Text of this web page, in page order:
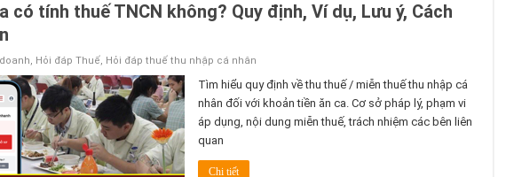
có tính thuế TNCN không? Quy định, Ví dụ, Lưu ý, Cách
, Hỏi đáp Thuế, Hỏi đáp thuế thu nhập cá nhân
Tìm hiểu quy định về thu thuế / miễn thuế thu nhập cá
nhân đối với khoản tiền ăn ca. Cơ sở pháp lý, phạm vi
áp dụng, nội dung miễn thuế, trách nhiệm các bên liên
quan
Chi tiết